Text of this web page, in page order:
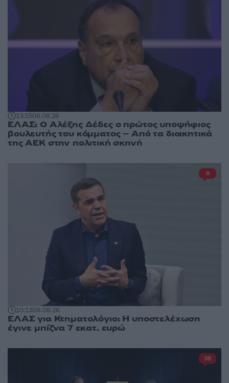
13:1508.08.26
ΕΛΑΣ: Ο Αλέξης Δέδες ο πρώτος υποψήφιος
βουλευτής του κόμματος – Από τα διοικητικά
της ΑΕΚ στην πολιτική σκηνή
10:1308.08.26
ΕΛΑΣ για Κτηματολόγιο: Η υποστελέχωση
έγινε μπίζνα 7 εκατ. ευρώ
8
38